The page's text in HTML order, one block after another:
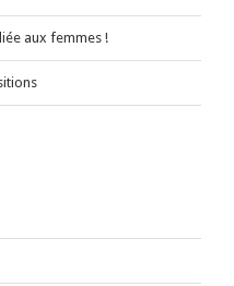
aux femmes !